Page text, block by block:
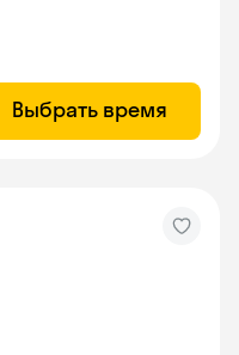
Выбрать время